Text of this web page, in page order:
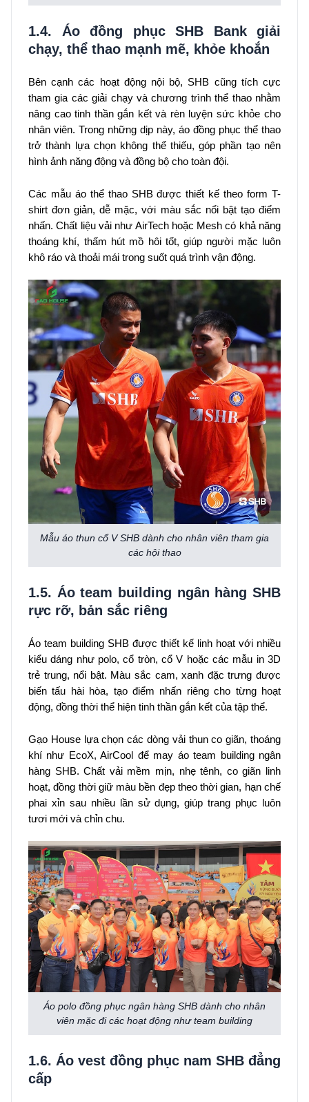
1.4. Áo đồng phục SHB Bank giải
chạy, thể thao mạnh mẽ, khỏe khoắn
Bên cạnh các hoạt động nội bộ, SHB cũng tích cực
tham gia các giải chạy và chương trình thể thao nhằm
nâng cao tinh thần gắn kết và rèn luyện sức khỏe cho
nhân viên. Trong những dịp này, áo đồng phục thể thao
trở thành lựa chọn không thể thiếu, góp phần tạo nên
hình ảnh năng động và đồng bộ cho toàn đội.
Các mẫu áo thể thao SHB được thiết kế theo form T-
shirt đơn giản, dễ mặc, với màu sắc nổi bật tạo điểm
nhấn. Chất liệu vải như AirTech hoặc Mesh có khả năng
thoáng khí, thấm hút mồ hôi tốt, giúp người mặc luôn
khô ráo và thoải mái trong suốt quá trình vận động.
Mẫu áo thun cổ V SHB dành cho nhân viên tham gia
các hội thao
1.5. Áo team building ngân hàng SHB
rực rỡ, bản sắc riêng
Áo team building SHB được thiết kế linh hoạt với nhiều
kiểu dáng như polo, cổ tròn, cổ V hoặc các mẫu in 3D
trẻ trung, nổi bật. Màu sắc cam, xanh đặc trưng được
biến tấu hài hòa, tạo điểm nhấn riêng cho từng hoạt
động, đồng thời thể hiện tinh thần gắn kết của tập thể.
Gạo House lựa chọn các dòng vải thun co giãn, thoáng
khí như EcoX, AirCool để may áo team building ngân
hàng SHB. Chất vải mềm mịn, nhẹ tênh, co giãn linh
hoạt, đồng thời giữ màu bền đẹp theo thời gian, hạn chế
phai xỉn sau nhiều lần sử dụng, giúp trang phục luôn
tươi mới và chỉn chu.
Áo polo đồng phục ngân hàng SHB dành cho nhân
viên mặc đi các hoạt động như team building
1.6. Áo vest đồng phục nam SHB đẳng
cấp